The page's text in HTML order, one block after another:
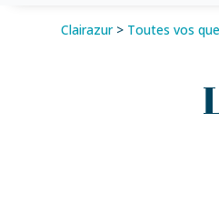
Clairazur> Toutes vos